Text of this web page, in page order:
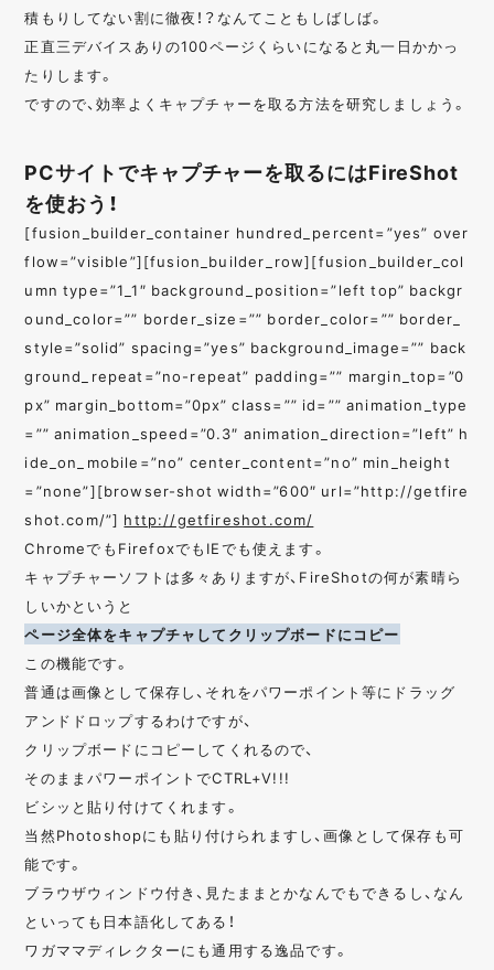
積もりしてない割に徹夜！？なんてこともしばしば。
正直三デバイスありの100ページくらいになると丸一日かかっ
たりします。
ですので、効率よくキャプチャーを取る方法を研究しましょう。
PCサイトでキャプチャーを取るにはFireShot
を使おう！
[fusion_builder_container hundred_percent=”yes” over
flow=”visible”][fusion_builder_row][fusion_builder_col
umn type=”1_1″ background_position=”left top” backgr
ound_color=”” border_size=”” border_color=”” border_
style=”solid” spacing=”yes” background_image=”” back
ground_repeat=”no-repeat” padding=”” margin_top=”0
px” margin_bottom=”0px” class=”” id=”” animation_type
=”” animation_speed=”0.3″ animation_direction=”left” h
ide_on_mobile=”no” center_content=”no” min_height
=”none”][browser-shot width=”600″ url=”http://getfire
shot.com/”] http://getfireshot.com/
ChromeでもFirefoxでもIEでも使えます。
キャプチャーソフトは多々ありますが、FireShotの何が素晴ら
しいかというと
ページ全体をキャプチャしてクリップボードにコピー
この機能です。
普通は画像として保存し、それをパワーポイント等にドラッグ
アンドドロップするわけですが、
クリップボードにコピーしてくれるので、
そのままパワーポイントでCTRL+V!!!
ビシッと貼り付けてくれます。
当然Photoshopにも貼り付けられますし、画像として保存も可
能です。
ブラウザウィンドウ付き、見たままとかなんでもできるし、なん
といっても日本語化してある！
ワガママディレクターにも通用する逸品です。